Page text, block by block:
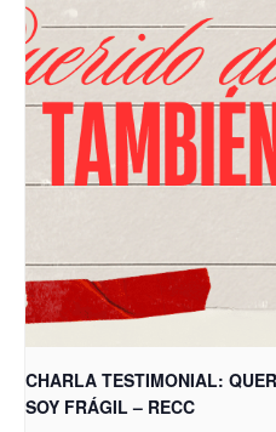
CHARLA TESTIMONIAL:
SOY FRÁGIL – RECC